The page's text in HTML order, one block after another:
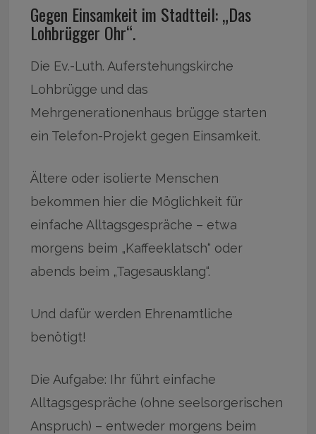
Gegen Einsamkeit im Stadtteil: „Das
Lohbrügger Ohr“.
Die Ev.-Luth. Auferstehungskirche
Lohbrügge und das
Mehrgenerationenhaus brügge starten
ein Telefon-Projekt gegen Einsamkeit.
Ältere oder isolierte Menschen
bekommen hier die Möglichkeit für
einfache Alltagsgespräche – etwa
morgens beim „Kaffeeklatsch“ oder
abends beim „Tagesausklang“.
Und dafür werden Ehrenamtliche
benötigt!
Die Aufgabe: Ihr führt einfache
Alltagsgespräche (ohne seelsorgerischen
Anspruch) – entweder morgens beim